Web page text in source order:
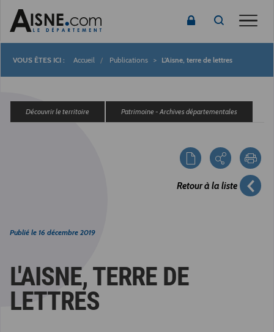
Fil
d'Ariane
Accueil Publications L'Aisne, terre de lettres
Découvrir le territoire Patrimoine - Archives départementales
Retour à la liste
Publié le 16 décembre 2019
L'AISNE, TERRE DE
LETTRES